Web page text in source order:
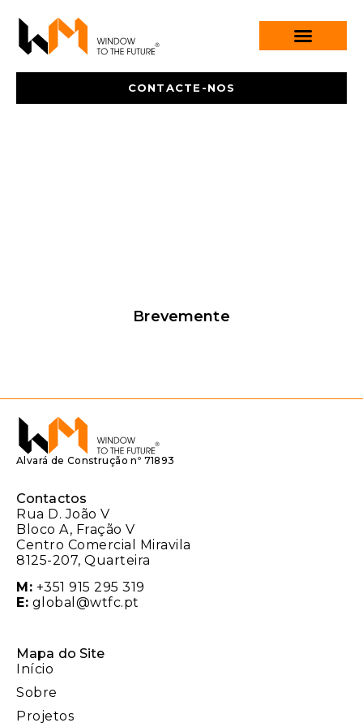
CONTACTE-NOS
Brevemente
Alvará de Construção nº 71893
Contactos
Rua D. João V
Bloco A, Fração V
Centro Comercial Miravila
8125-207, Quarteira
M: +351 915 295 319
E: global@wtfc.pt
Mapa do Site
Início
Sobre
Projetos